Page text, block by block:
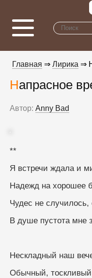
Главная ⇒ Лирика ⇒
Напрасное
Автор: Anny Bad
**
Я встречи ждала и
Надежд на хорошее
Чудес не случилось,
В душе пустота мне
Нескладный наш
Обычный,